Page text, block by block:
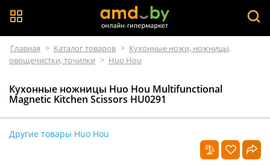
Главная > Каталог товаров > Кухонные ножи, ножницы,
овощечистки, точилки > Huo Hou
Кухонные ножницы Huo Hou Multifunctional
Magnetic Kitchen Scissors HU0291
Другие товары Huo Hou